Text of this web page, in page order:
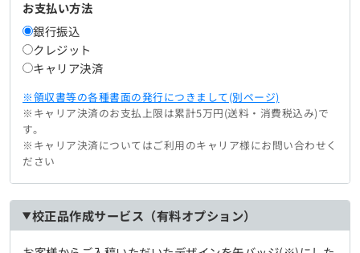
お支払い方法
銀行振込
クレジット
キャリア決済
※領収書等の各種書面の発行につきまして(別ページ)
※キャリア決済のお支払上限は累計5万円(送料・消費税込み)で
す。
※キャリア決済についてはご利用のキャリア様にお問い合わせく
ださい
校正品作成サービス（有料オプション）